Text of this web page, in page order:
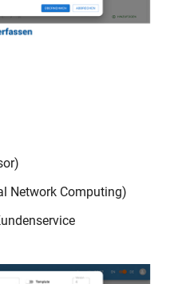
Network Computing)